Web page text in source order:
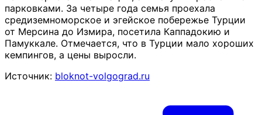
парковками. За четыре года семья проехала
средиземноморское и эгейское побережье Турции
от Мерсина до Измира, посетила Каппадокию и
Памуккале. Отмечается, что в Турции мало хороших
кемпингов, а цены выросли.
Источник: bloknot-volgograd.ru